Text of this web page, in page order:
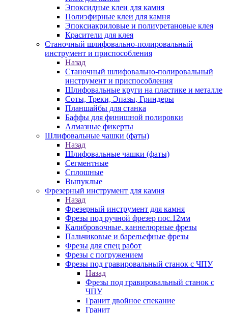
Эпоксидные клеи для камня
Полиэфирные клеи для камня
Эпоксиакриловые и полиуретановые клея
Красители для клея
Станочный шлифовально-полировальный
инструмент и приспособления
Назад
Станочный шлифовально-полировальный
инструмент и приспособления
Шлифовальные круги на пластике и металле
Соты, Треки, Эпазы, Гриндеры
Планшайбы для станка
Баффы для финишной полировки
Алмазные фикерты
Шлифовальные чашки (фаты)
Назад
Шлифовальные чашки (фаты)
Сегментные
Сплошные
Выпуклые
Фрезерный инструмент для камня
Назад
Фрезерный инструмент для камня
Фрезы под ручной фрезер пос.12мм
Калибровочные, каннелюрные фрезы
Пальчиковые и барельефные фрезы
Фрезы для спец работ
Фрезы с погружением
Фрезы под гравировальный станок с ЧПУ
Назад
Фрезы под гравировальный станок с
ЧПУ
Гранит двойное спекание
Гранит